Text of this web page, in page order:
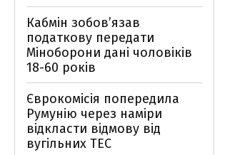
Кабмін зобовʼязав
податкову передати
Міноборони дані чоловіків
18-60 років
Єврокомісія попередила
Румунію через наміри
відкласти відмову від
вугільних ТЕС